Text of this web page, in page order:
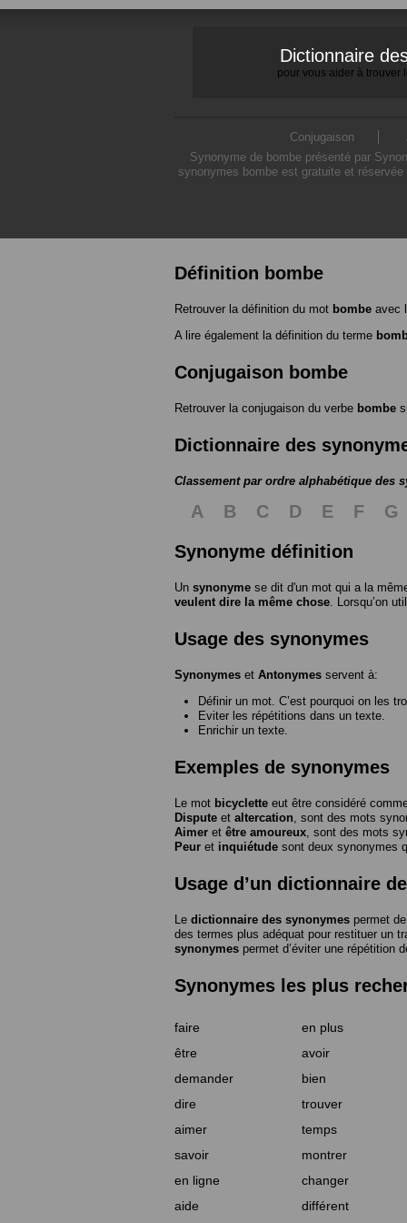
Dictionnaire
pour vous aider à trouver
Conjugaison
Synonyme de bombe présenté par
synonymes bombe est gratuite et
Définition bombe
Retrouver la définition du mot bombe avec
A lire également la définition du terme
Conjugaison bombe
Retrouver la conjugaison du verbe bombe
Dictionnaire des
Classement par ordre alphabétique des
A B C D E F G
Synonyme définition
Un synonyme se dit d'un mot qui a la
veulent dire la même chose. Lorsqu’on
Usage des synonymes
Synonymes et Antonymes servent à:
Définir un mot. C’est pourquoi on les
Eviter les répétitions dans un texte.
Enrichir un texte.
Exemples de synonymes
Le mot bicyclette eut être considéré
Dispute et altercation, sont des mots
Aimer et être amoureux, sont des mots
Peur et inquiétude sont deux synonymes
Usage d’un dictionnaire
Le dictionnaire des synonymes permet
des termes plus adéquat pour restituer un
synonymes permet d’éviter une répétition
Synonymes les plus
faire en plus
être
avoir
demander
bien
dire
trouver
aimer
temps
savoir
montrer
en ligne
changer
aide
différent